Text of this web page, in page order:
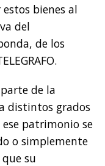
bienes al
del
de los
de la
distintos grados
ese patrimonio se
o simplemente
su